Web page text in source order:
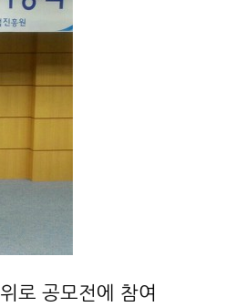
로 공모전에 참여